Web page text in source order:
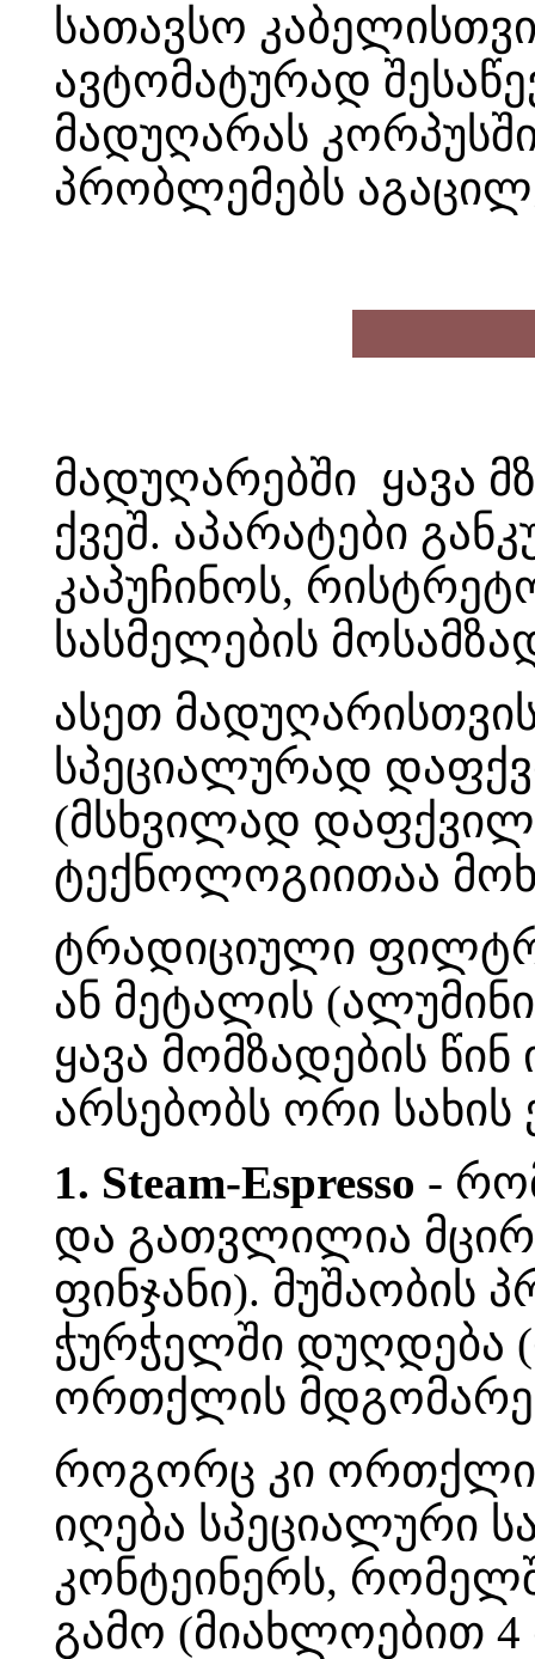
სათავსო
ავტომატურად
მადუღარას
პრობლემებს
მადუღარებში ყავა
ქვეშ. აპარატები
კაპუჩინოს,
სასმელების
ასეთ
სპეციალურად
(მსხვილად
ტექნოლოგიითაა
ტრადიციული
ან მეტალის
ყავა მომზადების
არსებობს ორი
1. Steam-Espresso -
და გათვლილია
ფინჯანი). მუშაობის
ჭურჭელში დუღდება
ორთქლის
როგორც კი ორთქლის
იღება სპეციალური
კონტეინერს,
გამო (მიახლოებით 4